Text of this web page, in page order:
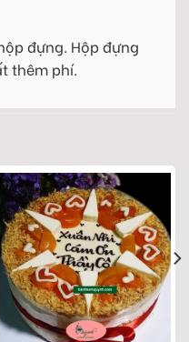
đựng. Hộp đựng
thêm phí.